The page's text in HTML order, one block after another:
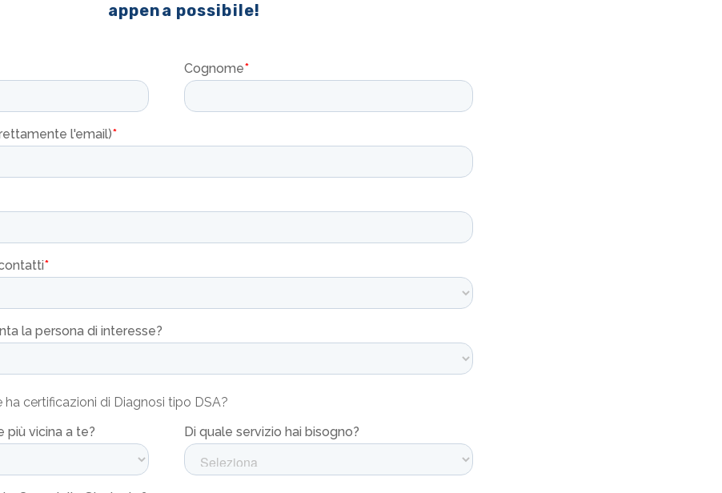
appena possibile!